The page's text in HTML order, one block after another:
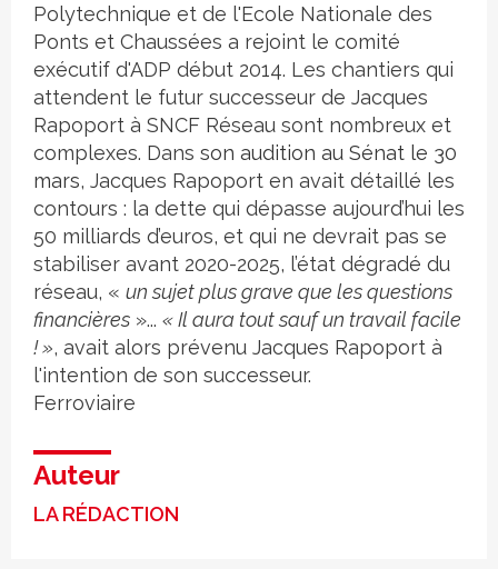
Polytechnique et de l'Ecole Nationale des
Ponts et Chaussées a rejoint le comité
exécutif d'ADP début 2014. Les chantiers qui
attendent le futur successeur de Jacques
Rapoport à SNCF Réseau sont nombreux et
complexes. Dans son audition au Sénat le 30
mars, Jacques Rapoport en avait détaillé les
contours : la dette qui dépasse aujourd’hui les
50 milliards d’euros, et qui ne devrait pas se
stabiliser avant 2020-2025, l’état dégradé du
réseau, « un sujet plus grave que les questions
financières »... « Il aura tout sauf un travail facile
! », avait alors prévenu Jacques Rapoport à
l'intention de son successeur.
Ferroviaire
Auteur
LA RÉDACTION